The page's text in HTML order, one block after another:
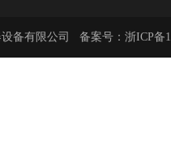
备有限公司 备案号： 浙ICP备